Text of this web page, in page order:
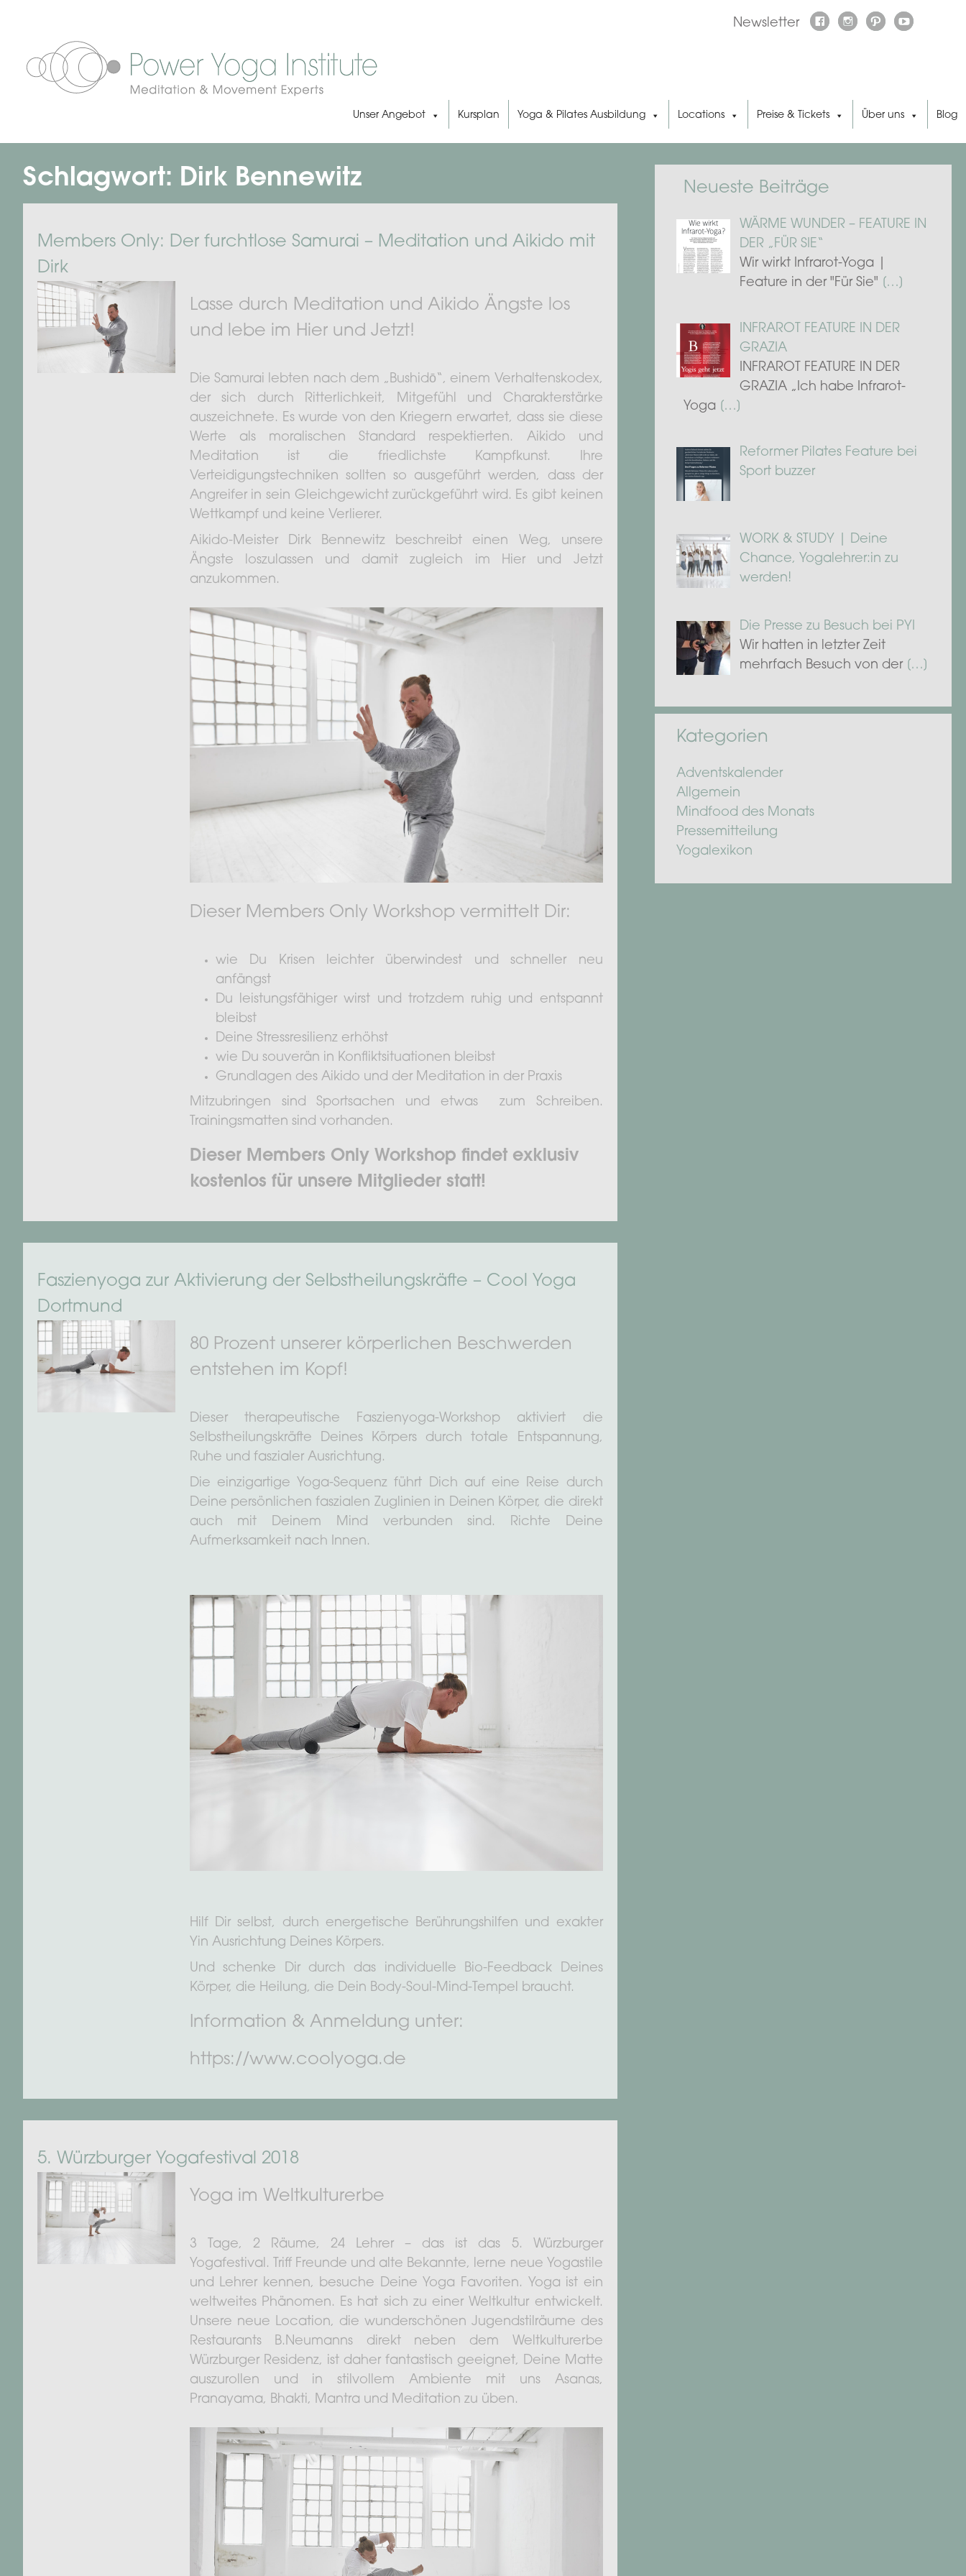
Newsletter
Unser Angebot Kursplan Yoga & Pilates Ausbildung Locations Preise & Tickets Über uns Blog
Schlagwort: Dirk Bennewitz
Members Only: Der furchtlose Samurai – Meditation und Aikido mit
Dirk
Lasse durch Meditation und Aikido Ängste los
und lebe im Hier und Jetzt!
Die Samurai lebten nach dem „Bushidō“, einem Verhaltenskodex,
der sich durch Ritterlichkeit, Mitgefühl und Charakterstärke
auszeichnete. Es wurde von den Kriegern erwartet, dass sie diese
Werte als moralischen Standard respektierten. Aikido und
Meditation ist die friedlichste Kampfkunst. Ihre
Verteidigungstechniken sollten so ausgeführt werden, dass der
Angreifer in sein Gleichgewicht zurückgeführt wird. Es gibt keinen
Wettkampf und keine Verlierer.
Aikido-Meister Dirk Bennewitz beschreibt einen Weg, unsere
Ängste loszulassen und damit zugleich im Hier und Jetzt
anzukommen.
Dieser Members Only Workshop vermittelt Dir:
wie Du Krisen leichter überwindest und schneller neu
anfängst
Du leistungsfähiger wirst und trotzdem ruhig und entspannt
bleibst
Deine Stressresilienz erhöhst
wie Du souverän in Konfliktsituationen bleibst
Grundlagen des Aikido und der Meditation in der Praxis
Mitzubringen sind Sportsachen und etwas zum Schreiben.
Trainingsmatten sind vorhanden.
Dieser Members Only Workshop findet exklusiv
kostenlos für unsere Mitglieder statt!
Faszienyoga zur Aktivierung der Selbstheilungskräfte – Cool Yoga
Dortmund
80 Prozent unserer körperlichen Beschwerden
entstehen im Kopf!
Dieser therapeutische Faszienyoga-Workshop aktiviert die
Selbstheilungskräfte Deines Körpers durch totale Entspannung,
Ruhe und faszialer Ausrichtung.
Die einzigartige Yoga-Sequenz führt Dich auf eine Reise durch
Deine persönlichen faszialen Zuglinien in Deinen Körper, die direkt
auch mit Deinem Mind verbunden sind. Richte Deine
Aufmerksamkeit nach Innen.
Hilf Dir selbst, durch energetische Berührungshilfen und exakter
Yin Ausrichtung Deines Körpers.
Und schenke Dir durch das individuelle Bio-Feedback Deines
Körper, die Heilung, die Dein Body-Soul-Mind-Tempel braucht.
Information & Anmeldung unter:
https://www.coolyoga.de
5. Würzburger Yogafestival 2018
Yoga im Weltkulturerbe
3 Tage, 2 Räume, 24 Lehrer – das ist das 5. Würzburger
Yogafestival. Triff Freunde und alte Bekannte, lerne neue Yogastile
und Lehrer kennen, besuche Deine Yoga Favoriten. Yoga ist ein
weltweites Phänomen. Es hat sich zu einer Weltkultur entwickelt.
Unsere neue Location, die wunderschönen Jugendstilräume des
Restaurants B.Neumanns direkt neben dem Weltkulturerbe
Würzburger Residenz, ist daher fantastisch geeignet, Deine Matte
auszurollen und in stilvollem Ambiente mit uns Asanas,
Pranayama, Bhakti, Mantra und Meditation zu üben.
Neueste Beiträge
WÄRME WUNDER – FEATURE IN
DER „FÜR SIE“
Wir wirkt Infrarot-Yoga |
Feature in der "Für Sie" […]
INFRAROT FEATURE IN DER
GRAZIA
INFRAROT FEATURE IN DER
GRAZIA „Ich habe Infrarot-
Yoga […]
Reformer Pilates Feature bei
Sport buzzer
WORK & STUDY | Deine
Chance, Yogalehrer:in zu
werden!
Die Presse zu Besuch bei PYI
Wir hatten in letzter Zeit
mehrfach Besuch von der […]
Kategorien
Adventskalender
Allgemein
Mindfood des Monats
Pressemitteilung
Yogalexikon